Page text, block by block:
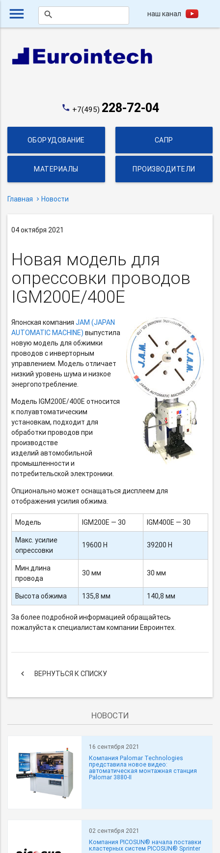
menu search наш канал
phone +7(495) 228-72-04
ОБОРУДОВАНИЕ САПР
МАТЕРИАЛЫ ПРОИЗВОДИТЕЛИ
Главная Новости
04 октября 2021
Новая модель для
опрессовки проводов
IGM200E/400E
Японская компанияJAM (JAPAN
AUTOMATIC MACHINE) выпустила
новую модель для обжимки
проводов с инверторным
управлением. Модель отличает
низкий уровень шума и низкое
энергопотребление.
Модель IGM200E/400E относится
к полуавтоматическим
установкам, подходит для
обработки проводов при
производстве
изделий автомобильной
промышленности и
потребительской электроники.
Опционально может оснащаться дисплеем для
отображения усилия обжима.
Модель IGM200E — 30
IGM400E — 30
Макс. усилие
опрессовки
19600 Н 39200 Н
Мин.длина
провода
30 мм 30 мм
Высота обжима 135,8 мм 140,8 мм
За более подробной информацией обращайтесь
пожалуйста к специалистам компании Евроинтех.
keyboard_arrow_left ВЕРНУТЬСЯ К СПИСКУ
НОВОСТИ
16 сентября 2021
Компания Palomar Technologies
представила новое видео:
автоматическая монтажная станция
Palomar 3880-II
02 сентября 2021
Компания PICOSUN® начала поставки
кластерных систем PICOSUN® Sprinter